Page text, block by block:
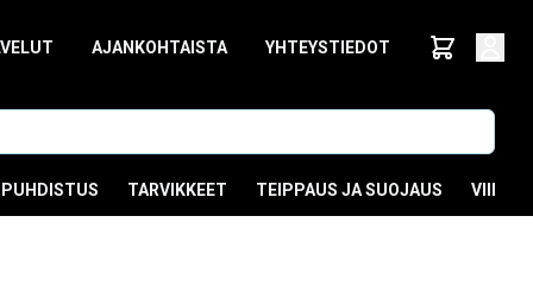
AJANKOHTAISTA YHTEYSTIEDOT
PUHDISTUS TARVIKKEET TEIPPAUS JA SUOJAUS